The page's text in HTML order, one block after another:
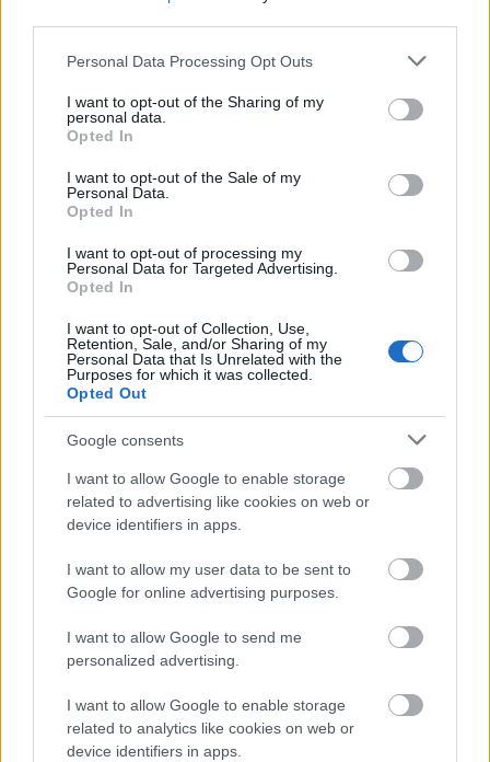
Please note that this website/app uses one or more Google
not limited to your visit or usage behaviour. You may click to
grant or deny consent to Google and its third-party tags to
use your data for below specified purposes in below Google
consent section.
Personal Data Processing Opt Outs
I want to opt-out of the Sharing of my
personal data.
Opted In
I want to opt-out of the Sale of my
Personal Data.
Opted In
I want to opt-out of processing my
Personal Data for Targeted Advertising.
Opted In
I want to opt-out of Collection, Use,
Retention, Sale, and/or Sharing of my
Personal Data that Is Unrelated with the
Purposes for which it was collected.
Opted Out
Google consents
I want to allow Google to enable storage
related to advertising like cookies on web or
device identifiers in apps.
I want to allow my user data to be sent to
Google for online advertising purposes.
I want to allow Google to send me
personalized advertising.
I want to allow Google to enable storage
related to analytics like cookies on web or
device identifiers in apps.
ΤΜΗΜΑ 3: «Προμήθεια 100 αρθρωτών αστικών
(CNG) κατηγορίας EURO VI», συνολικής
εκτιμώμενης αξίας 43.000.000 € πλέον Φ.Π.Α.
24% (περιλαμβανόμενης συντήρησης ενός (1)
έτους των οχημάτων).